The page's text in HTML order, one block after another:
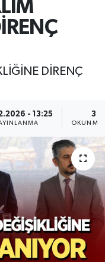
DİRENÇ
- 13:25 3
OKUNMA